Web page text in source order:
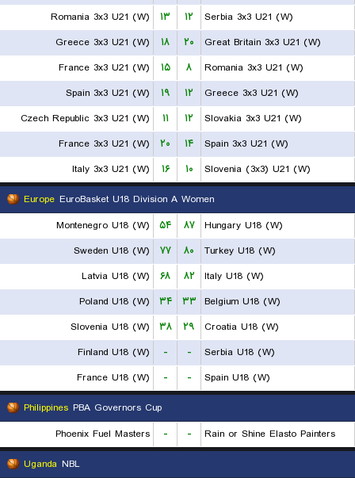
Romania 3x3 U21 (W)
۱۳ ۱۲
Serbia 3x3 U21 (W)
Greece 3x3 U21 (W)
۱۸ ۲۰
Great Britain 3x3 U21 (W)
France 3x3 U21 (W)
۱۵ ۸
Romania 3x3 U21 (W)
Spain 3x3 U21 (W)
۱۹ ۱۲
Greece 3x3 U21 (W)
Czech Republic 3x3 U21 (W)
۱۱ ۱۲
Slovakia 3x3 U21 (W)
France 3x3 U21 (W)
۲۰ ۱۴
Spain 3x3 U21 (W)
Italy 3x3 U21 (W)
۱۶ ۱۰
Slovenia (3x3) U21 (W)
Europe EuroBasket U18 Division A Women
Montenegro U18 (W)
۵۴ ۸۷
Hungary U18 (W)
Sweden U18 (W)
۷۷ ۸۰
Turkey U18 (W)
Latvia U18 (W)
۶۸ ۸۲
Italy U18 (W)
Poland U18 (W)
۳۴ ۳۳ Belgium U18 (W)
Slovenia U18 (W)
۳۸ ۲۹
Croatia U18 (W)
Finland U18 (W)
- -
Serbia U18 (W)
France U18 (W)
- -
Spain U18 (W)
Philippines PBA Governors Cup
Phoenix Fuel Masters
- -
Rain or Shine Elasto Painters
Uganda NBL